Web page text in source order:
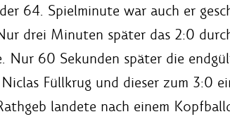
64. Spielminute war auch er
drei Minuten später das 2:0
Nur 60 Sekunden später die
Füllkrug und dieser zum 3:0
landete nach einem